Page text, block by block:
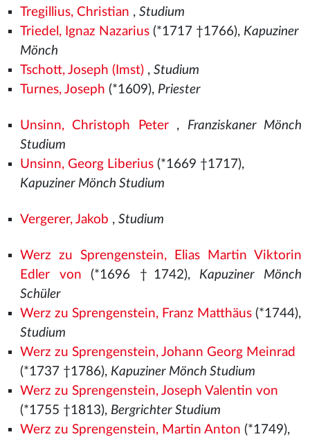
Tregillius, Christian , Studium
Triedel, Ignaz Nazarius(*1717 †1766), Kapuziner
Mönch
Tschott, Joseph (Imst), Studium
Turnes, Joseph (*1609), Priester
Unsinn, Christoph Peter, Franziskaner Mönch
Studium
Unsinn, Georg Liberius(*1669 †1717),
Kapuziner Mönch Studium
Vergerer, Jakob , Studium
Werz zu Sprengenstein, Elias Martin Viktorin
Edler von (*1696 †1742), Kapuziner Mönch
Schüler
Werz zu Sprengenstein, Franz Matthäus(*1744),
Studium
Werz zu Sprengenstein, Johann Georg Meinrad
(*1737 †1786), Kapuziner Mönch Studium
Werz zu Sprengenstein, Joseph Valentin von
(*1755 †1813), Bergrichter Studium
Werz zu Sprengenstein, Martin Anton (*1749),